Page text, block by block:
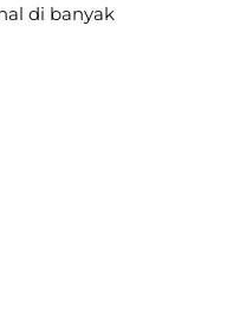
di banyak